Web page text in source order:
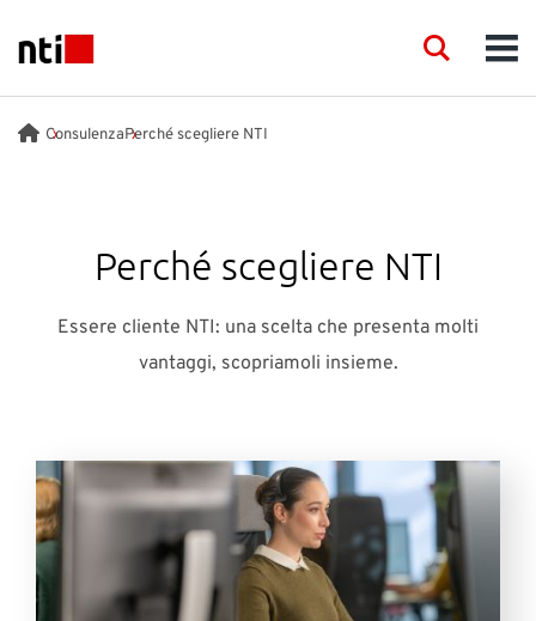
NTI logo
INDUSTRIE
PRODOTTI
FORMAZIONE
INSIGHTS
SUPPORTO
Search
ConsulenzaPerché scegliere NTI
Perché scegliere NTI
Essere cliente NTI: una scelta che presenta molti
vantaggi, scopriamoli insieme.